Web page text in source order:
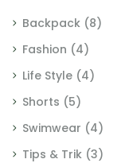
Backpack (8)
Fashion (4)
Life Style (4)
Shorts (5)
Swimwear (4)
Tips & Trik (3)